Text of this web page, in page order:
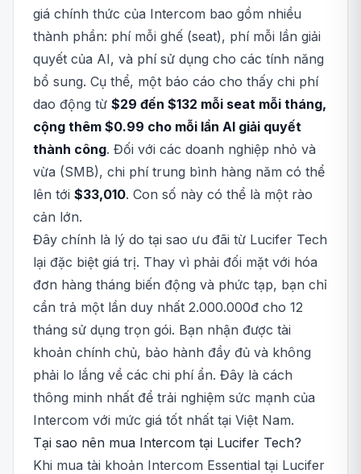
giá chính thức của Intercom bao gồm nhiều
thành phần: phí mỗi ghế (seat), phí mỗi lần giải
quyết của AI, và phí sử dụng cho các tính năng
bổ sung. Cụ thể, một báo cáo cho thấy chi phí
dao động từ $29 đến $132 mỗi seat mỗi tháng,
cộng thêm $0.99 cho mỗi lần AI giải quyết
thành công. Đối với các doanh nghiệp nhỏ và
vừa (SMB), chi phí trung bình hàng năm có thể
lên tới $33,010. Con số này có thể là một rào
cản lớn.
Đây chính là lý do tại sao ưu đãi từ Lucifer Tech
lại đặc biệt giá trị. Thay vì phải đối mặt với hóa
đơn hàng tháng biến động và phức tạp, bạn chỉ
cần trả một lần duy nhất 2.000.000đ cho 12
tháng sử dụng trọn gói. Bạn nhận được tài
khoản chính chủ, bảo hành đầy đủ và không
phải lo lắng về các chi phí ẩn. Đây là cách
thông minh nhất để trải nghiệm sức mạnh của
Intercom với mức giá tốt nhất tại Việt Nam.
Tại sao nên mua Intercom tại Lucifer Tech?
Khi mua tài khoản Intercom Essential tại Lucifer